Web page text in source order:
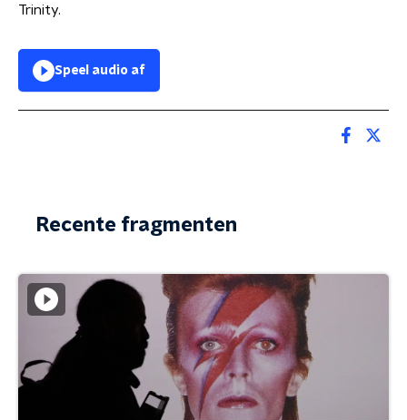
Trinity.
Speel audio af
Recente fragmenten